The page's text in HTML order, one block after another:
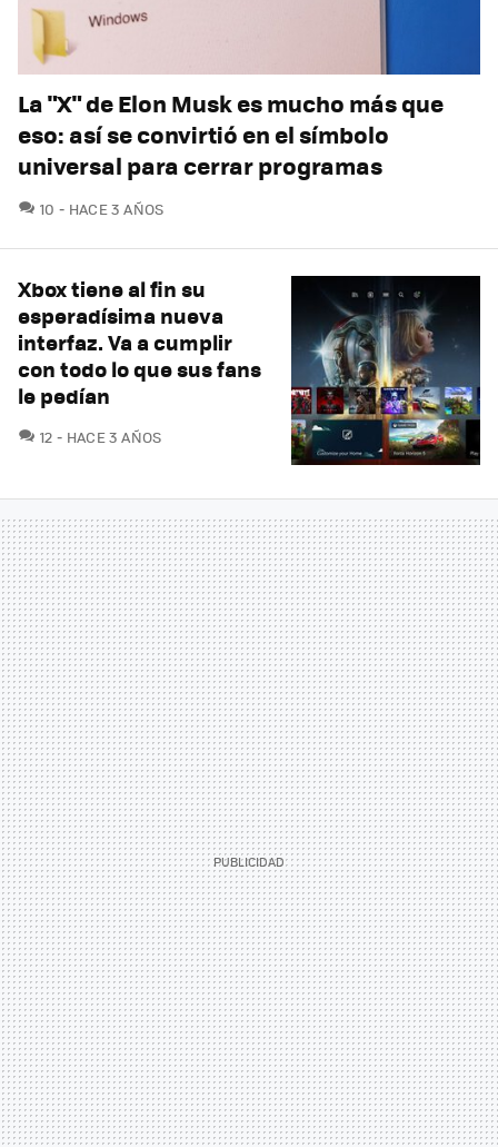
La "X" de Elon Musk es mucho más que
eso: así se convirtió en el símbolo
universal para cerrar programas
10 COMENTARIOS
HACE 3 AÑOS
Xbox tiene al fin su
esperadísima nueva
interfaz. Va a cumplir
con todo lo que sus fans
le pedían
12 COMENTARIOS
HACE 3 AÑOS